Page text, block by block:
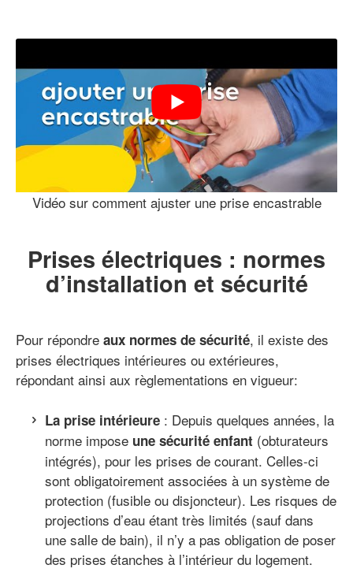
Vidéo sur comment ajuster une prise encastrable
Prises électriques : normes
d’installation et sécurité
Pour répondre aux normes de sécurité, il existe des
prises électriques intérieures ou extérieures,
répondant ainsi aux règlementations en vigueur:
La prise intérieure : Depuis quelques années, la
norme impose une sécurité enfant (obturateurs
intégrés), pour les prises de courant. Celles-ci
sont obligatoirement associées à un système de
protection (fusible ou disjoncteur). Les risques de
projections d’eau étant très limités (sauf dans
une salle de bain), il n’y a pas obligation de poser
des prises étanches à l’intérieur du logement.